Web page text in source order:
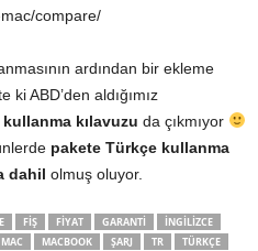
compare/
ardından bir ekleme
ABD’den aldığımız
kılavuzu da çıkmıyor
pakete Türkçe kullanma
dahil olmuş oluyor.
FIŞ FIYAT GARANTI
INGILIZCE
MAC MACBOOK ŞARJ TR
TÜRKÇE